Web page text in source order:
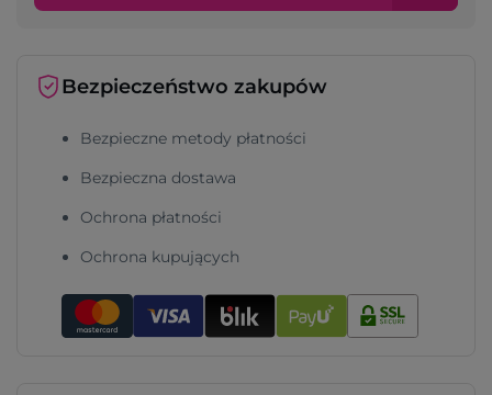
Bezpieczeństwo zakupów
Bezpieczne metody płatności
Bezpieczna dostawa
Ochrona płatności
Ochrona kupujących